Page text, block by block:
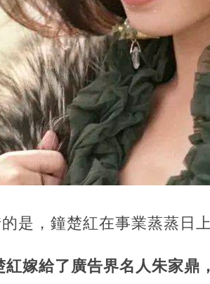
是，鐘楚紅在事業蒸蒸日
紅嫁給了廣告界名人朱家